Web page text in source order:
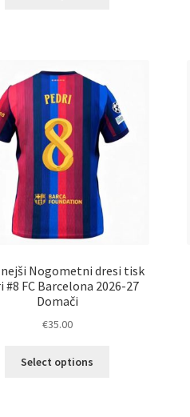
lahko
izberete
na
strani
Nogometni dresi tisk
#8 FC Barcelona 2026-27
Domači
€35.00
Select options